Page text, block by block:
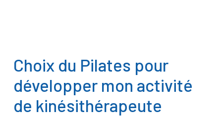
Choix du Pilates pour
développer mon activité
de kinésithérapeute